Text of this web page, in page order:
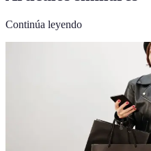
Continúa leyendo